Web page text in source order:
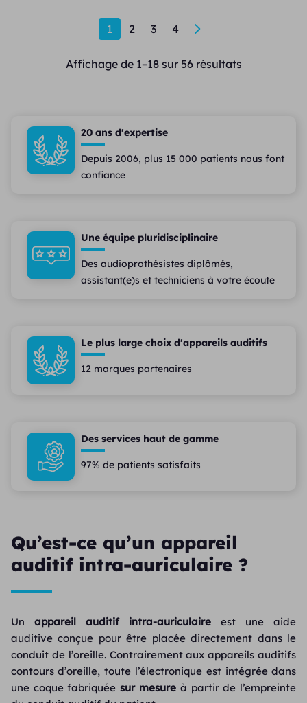
1 2 3 4 →
Affichage de 1–18 sur 56 résultats
20 ans d'expertise
Depuis 2006, plus 15 000 patients nous font
confiance
Une équipe pluridisciplinaire
Des audioprothésistes diplômés,
assistant(e)s et techniciens à votre écoute
Le plus large choix d'appareils auditifs
12 marques partenaires
Des services haut de gamme
97% de patients satisfaits
Qu’est-ce qu’un appareil
auditif intra-auriculaire ?
Un appareil auditif intra-auriculaire est une aide
auditive conçue pour être placée directement dans le
conduit de l’oreille. Contrairement aux appareils auditifs
contours d’oreille, toute l’électronique est intégrée dans
une coque fabriquéesur mesure à partir de l’empreinte